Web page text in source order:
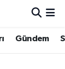
Gündem